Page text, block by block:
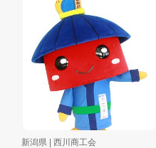
新潟県 | 西川商工会